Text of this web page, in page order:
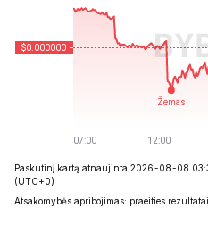
Paskutinį kartą atnaujinta 2026-08-08
(UTC+0)
Atsakomybės apribojimas: praeities